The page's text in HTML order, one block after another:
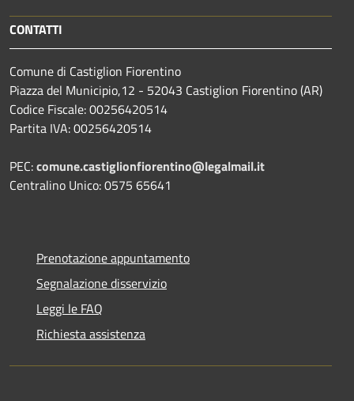
CONTATTI
Comune di Castiglion Fiorentino
Piazza del Municipio,12 - 52043 Castiglion Fiorentino (AR)
Codice Fiscale: 00256420514
Partita IVA: 00256420514
PEC:comune.castiglionfiorentino@legalmail.it
Centralino Unico: 0575 65641
Prenotazione appuntamento
Segnalazione disservizio
Leggi le FAQ
Richiesta assistenza